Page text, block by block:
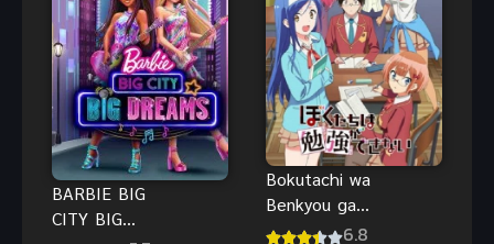
BARBIE BIG
CITY BIG
Bokutachi wa
Benkyou ga
Dekinai! ภาค
6.8